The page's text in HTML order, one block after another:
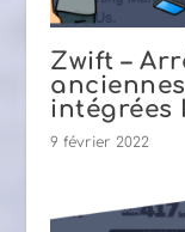
Zwift –
intégrées
9 février 2022